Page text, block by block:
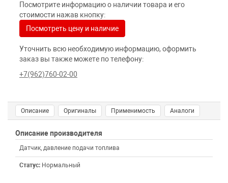
Посмотрите информацию о наличии товара и его
стоимости нажав кнопку:
Посмотреть цену и наличие
Уточнить всю необходимую информацию, оформить
заказ вы также можете по телефону:
+7(962)760-02-00
Описание Оригиналы Применимость Аналоги
Описание производителя
Датчик, давление подачи топлива
Статус: Нормальный